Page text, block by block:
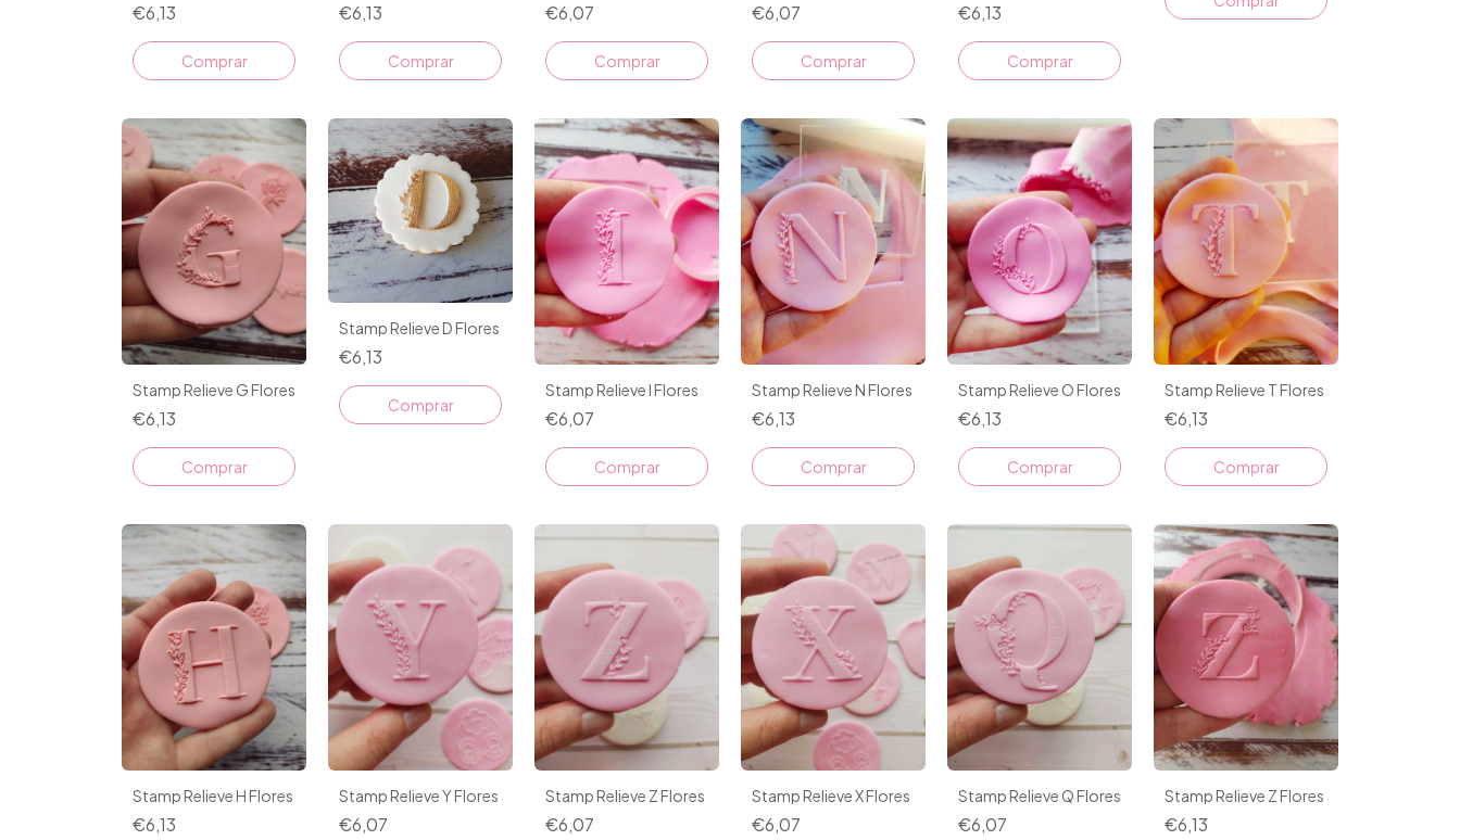
€6,13 €6,13 €6,07 €6,07 €6,13
Stamp Relieve G Flores
€6,13
Stamp Relieve D Flores
€6,13
Stamp Relieve I Flores
€6,07
Stamp Relieve N Flores
€6,13
Stamp Relieve O Flores
€6,13
Stamp Relieve T Flores
€6,13
Stamp Relieve H Flores
€6,13
Stamp Relieve Y Flores
€6,07
Stamp Relieve Z Flores
€6,07
Stamp Relieve X Flores
€6,07
Stamp Relieve Q Flores
€6,07
Stamp Relieve Z Flores
€6,13